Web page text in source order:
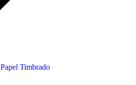
Papel Timbrado